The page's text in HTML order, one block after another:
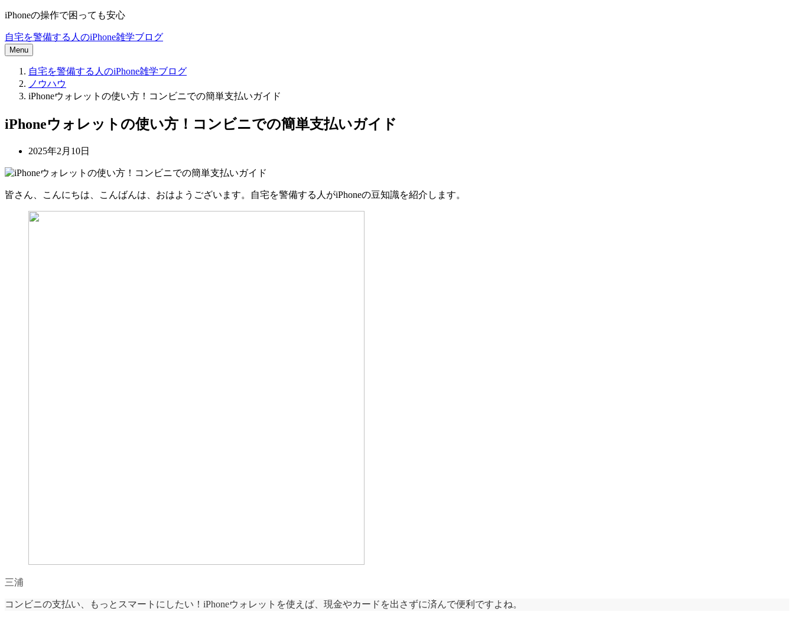
iPhoneの操作で困っても安心
自宅を警備する人のiPhone雑学ブログ
Menu
自宅を警備する人のiPhone雑学ブログ
ノウハウ
iPhoneウォレットの使い方！コンビニでの簡単支払いガイド
iPhoneウォレットの使い方！コンビニでの簡単支払いガイド
2025年2月10日
皆さん、こんにちは、こんばんは、おはようございます。自宅を警備する人がiPhoneの豆知識を紹介します。
三浦
コンビニの支払い、もっとスマートにしたい！iPhoneウォレットを使えば、現金やカードを出さずに済んで便利ですよね。